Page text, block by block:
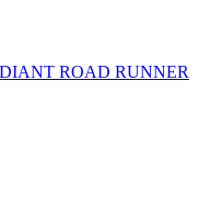
ROAD RUNNER